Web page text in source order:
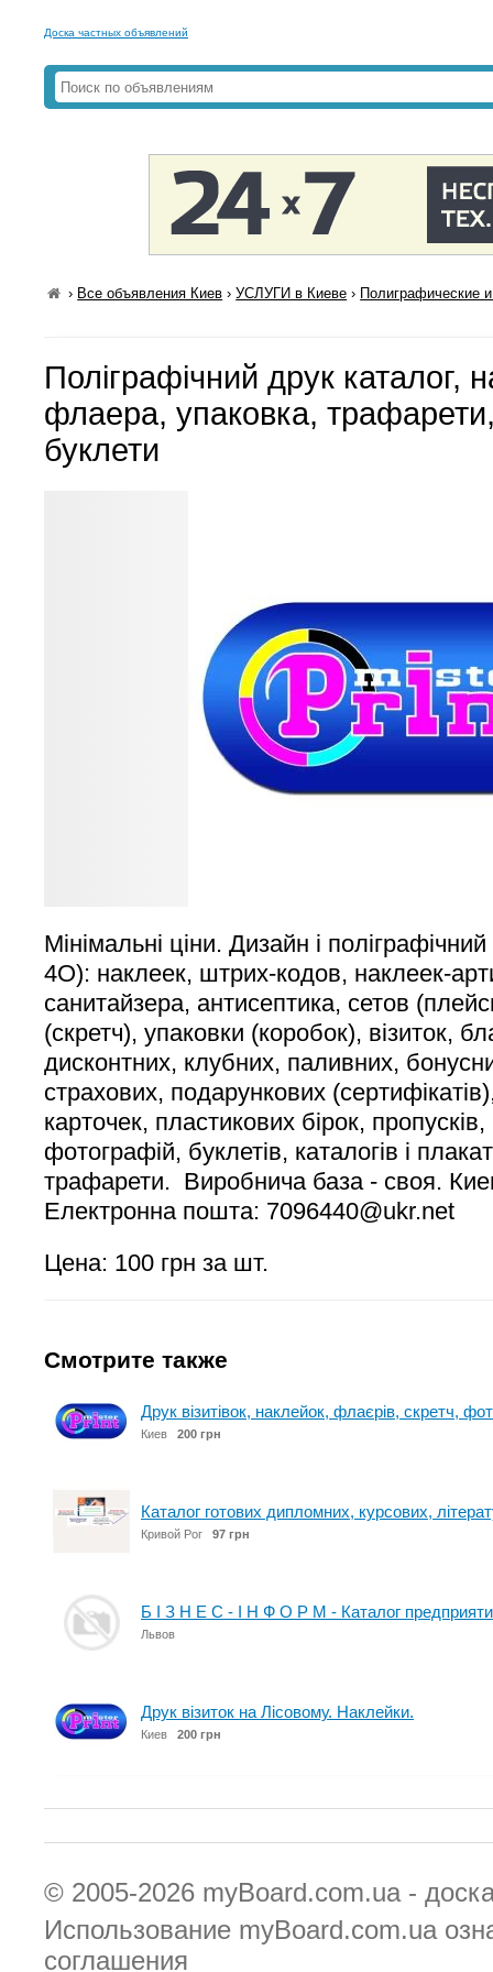
Доска частных объявлений
› Все объявления Киев ›УСЛУГИ в Киеве › Полиграфические
Поліграфічний друк каталог,
флаера, упаковка,
буклети
Мінімальні ціни. Дизайн і
4О): наклеек, штрих-кодов, наклеек-
санитайзера, антисептика, сетов
(скретч), упаковки (коробок), візиток,
дисконтних, клубних, паливних,
страхових, подарункових
карточек, пластикових бірок,
фотографій, буклетів, каталогів і
трафарети. Виробнича база - своя.
Електронна пошта: 7096440@ukr.net
Цена: 100 грн за шт.
Смотрите также
Друк візитівок, наклейок, флаєрів, скретч,
Киев 200 грн
Каталог готових дипломних, курсових,
Кривой Рог 97 грн
Б І З Н Е С - І Н Ф О Р М - Каталог
Львов
Друк візиток на Лісовому. Наклейки.
Киев 200 грн
© 2005-2026 myBoard.com.ua -
Использование myBoard.com.ua
соглашения